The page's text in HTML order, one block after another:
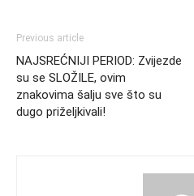
Previous article
NAJSREĆNIJI PERIOD: Zvijezde
su se SLOŽILE, ovim
znakovima šalju sve što su
dugo priželjkivali!